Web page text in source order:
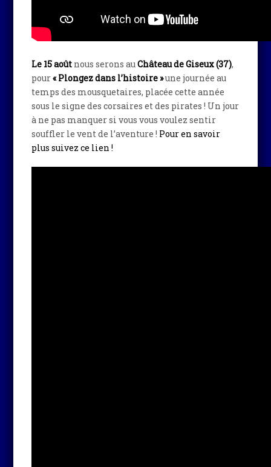
Le 15 août nous serons auChâteau de Giseux (37),
pour« Plongez dans l’histoire »une journée au
temps des mousquetaires, placée cette année
sous le signe des corsaires et des pirates ! Un jour
à ne pas manquer si vous vous voulez sentir
souffler le vent de l’aventure ! Pour en savoir
plus suivez ce lien !